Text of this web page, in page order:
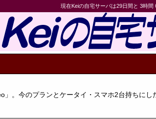
現在Keiの自宅サーバは29日間と 3時間
。今のプランとケータイ・スマホ2台持ちにし